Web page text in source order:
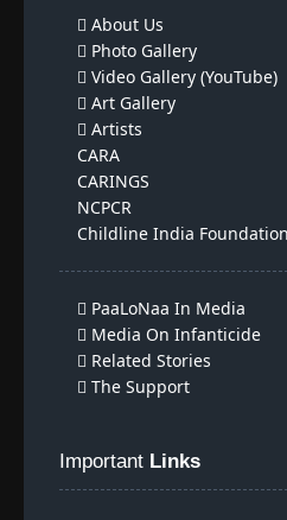
About Us
Photo Gallery
Video Gallery (YouTube)
Art Gallery
Artists
CARA
CARINGS
NCPCR
Childline India Foundation
PaaLoNaa In Media
Media On Infanticide
Related Stories
The Support
Important Links